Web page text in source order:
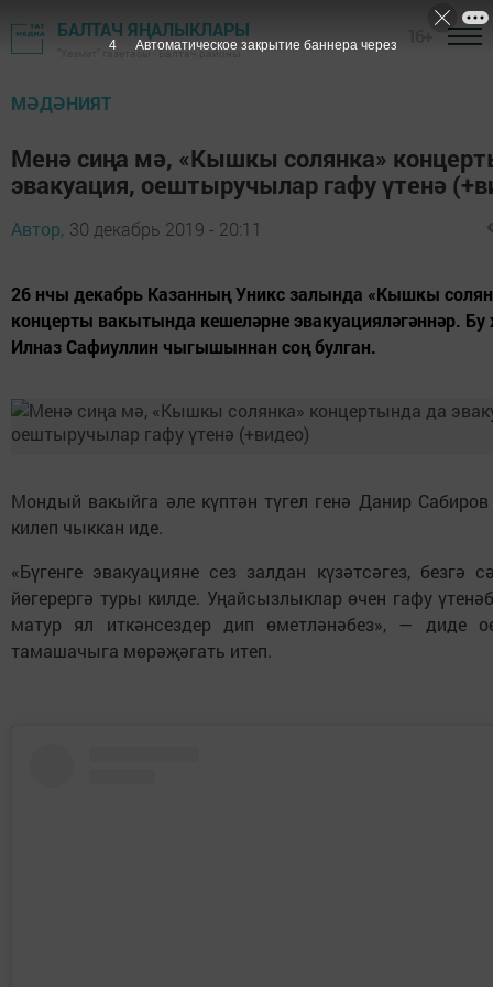
БАЛТАЧ ЯҢАЛЫКЛАРЫ
"Хезмәт" газетасы - Балтач районы
МӘДӘНИЯТ
Менә сиңа мә, «Кышкы солянка»
эвакуация, оештыручылар гафу үтенә
Автор, 30 декабрь 2019 - 20:11
26 нчы декабрь Казанның Уникс залында «Кышкы
концерты вакытында кешеләрне эвакуацияләгәннәр.
Илназ Сафиуллин чыгышыннан соң булган.
Мондый вакыйга әле күптән түгел генә Данир
килеп чыккан иде.
«Бүгенге эвакуацияне сез залдан күзәтсәгез, безгә
йөгерергә туры килде. Уңайсызлыклар өчен гафу
матур ял иткәнсездер дип өметләнәбез», — диде
тамашачыга мөрәҗәгать итеп.
3 Автоматическое закрытие баннера через